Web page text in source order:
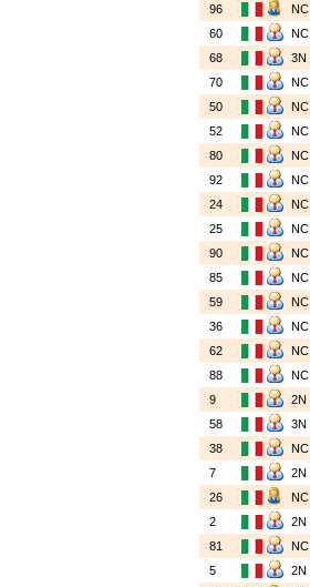
96
NC
60
NC
68
3N
70
NC
50
NC
52
NC
80
NC
92
NC
24
NC
25
NC
90
NC
85
NC
59
NC
36
NC
62
NC
88
NC
9
2N
58
3N
38
NC
7
2N
26
NC
2
2N
81
NC
5
2N